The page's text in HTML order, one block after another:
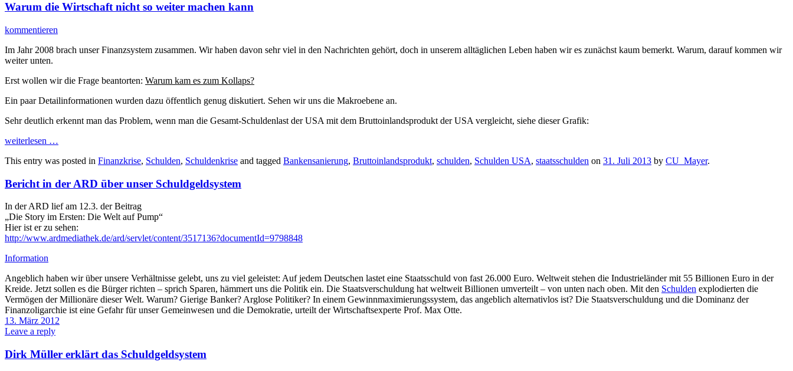
Warum die Wirtschaft nicht so weiter machen kann
kommentieren
Im Jahr 2008 brach unser Finanzsystem zusammen. Wir haben davon sehr viel in den Nachrichten gehört, doch in unserem alltäglichen Leben haben wir es zunächst kaum bemerkt. Warum, darauf kommen wir
weiter unten.
Erst wollen wir die Frage beantorten: Warum kam es zum Kollaps?
Ein paar Detailinformationen wurden dazu öffentlich genug diskutiert. Sehen wir uns die Makroebene an.
Sehr deutlich erkennt man das Problem, wenn man die Gesamt-Schuldenlast der USA mit dem Bruttoinlandsprodukt der USA vergleicht, siehe dieser Grafik:
weiterlesen …
This entry was posted in Finanzkrise, Schulden, Schuldenkrise and tagged Bankensanierung, Bruttoinlandsprodukt, schulden, Schulden USA, staatsschulden on 31. Juli 2013 by CU_Mayer.
Bericht in der ARD über unser Schuldgeldsystem
In der ARD lief am 12.3. der Beitrag
„Die Story im Ersten: Die Welt auf Pump“
Hier ist er zu sehen:
http://www.ardmediathek.de/ard/servlet/content/3517136?documentId=9798848
Information
Angeblich haben wir über unsere Verhältnisse gelebt, uns zu viel geleistet: Auf jedem Deutschen lastet eine Staatsschuld von fast 26.000 Euro. Weltweit stehen die Industrieländer mit 55 Billionen Euro in der
Kreide. Jetzt sollen es die Bürger richten – sprich Sparen, hämmert uns die Politik ein. Die Staatsverschuldung hat weltweit Billionen umverteilt – von unten nach oben. Mit den Schulden explodierten die
Vermögen der Millionäre dieser Welt. Warum? Gierige Banker? Arglose Politiker? In einem Gewinnmaximierungssystem, das angeblich alternativlos ist? Die Staatsverschuldung und die Dominanz der
Finanzoligarchie ist eine Gefahr für unser Gemeinwesen und die Demokratie, urteilt der Wirtschaftsexperte Prof. Max Otte.
13. März 2012
Leave a reply
Dirk Müller erklärt das Schuldgeldsystem